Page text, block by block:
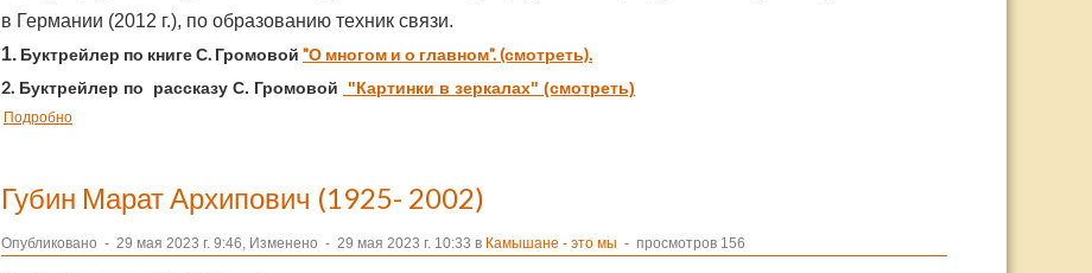
в Германии (2012 г.), по образованию техник связи.
1. Буктрейлер по книге С. Громовой "О многом и о главном". (смотреть).
2. Буктрейлер по рассказу С. Громовой "Картинки в зеркалах" (смотреть)
Подробно
Губин Марат Архипович (1925- 2002)
Опубликовано - 29 мая 2023 г. 9:46, Изменено - 29 мая 2023 г. 10:33 в Камышане - это мы - просмотров 156